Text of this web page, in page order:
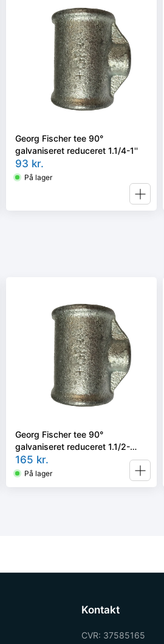
Georg Fischer tee 90°
galvaniseret reduceret 1.1/4-1''
93 kr.
På lager
Georg Fischer tee 90°
galvaniseret reduceret 1.1/2-
1.1/4''
165 kr.
På lager
Kontakt
CVR: 37585165